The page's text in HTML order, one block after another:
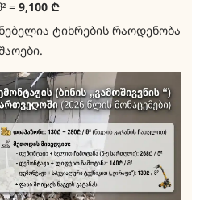
= 9,100 ₾
ტიხრების რაოდენობა